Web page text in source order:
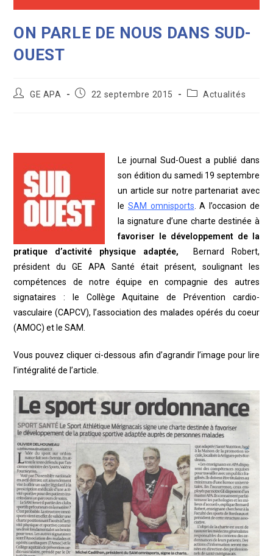
ON PARLE DE NOUS DANS SUD-
OUEST
Auteur/autrice
GE APA
Publication
22 septembre 2015
PostActualités
Le journal Sud-Ouest a publié dans
son édition du samedi 19 septembre
un article sur notre partenariat avec
leSAM omnisports . A l’occasion de
la signature d’une charte destinée à
favoriser le développement de la
pratique d’activité physique adaptée,
Bernard Robert,
président du GE APA Santé était présent, soulignant les
compétences de notre équipe en compagnie des autres
signataires : le Collège Aquitaine de Prévention cardio-
vasculaire (CAPCV), l’association des malades opérés du coeur
(AMOC) et le SAM.
Vous pouvez cliquer ci-dessous afin d’agrandir l’image pour lire
l’intégralité de l’article.